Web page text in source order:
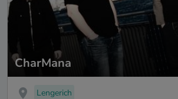
CharMana
Lengerich